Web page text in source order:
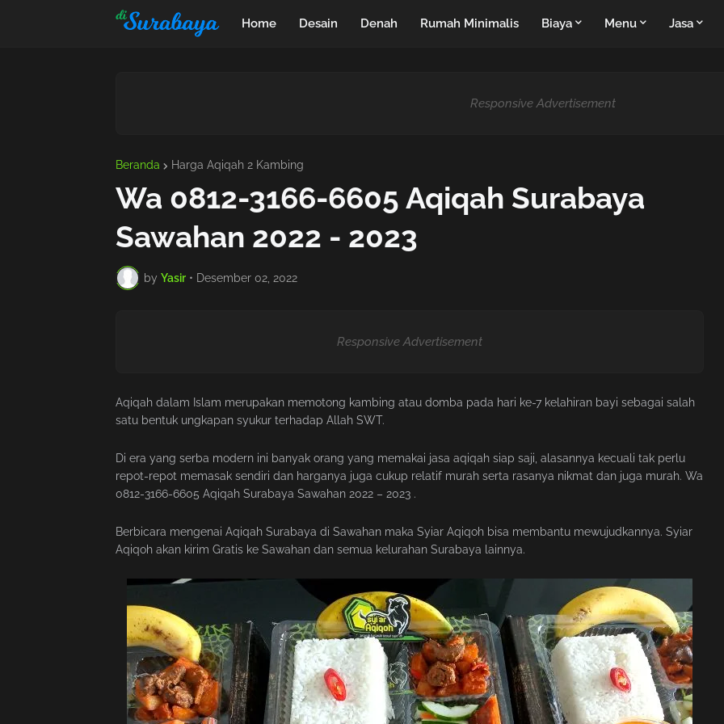
Home Desain Denah Rumah Minimalis Biaya Menu Jasa
Responsive Advertisement
Beranda Harga Aqiqah 2 Kambing
Wa 0812-3166-6605 Aqiqah Surabaya
Sawahan 2022 - 2023
by Yasir • Desember 02, 2022
Responsive Advertisement
Aqiqah dalam Islam merupakan memotong kambing atau domba pada hari ke-7 kelahiran bayi sebagai salah
satu bentuk ungkapan syukur terhadap Allah SWT.
Di era yang serba modern ini banyak orang yang memakai jasa aqiqah siap saji, alasannya kecuali tak perlu
repot-repot memasak sendiri dan harganya juga cukup relatif murah serta rasanya nikmat dan juga murah. Wa
0812-3166-6605 Aqiqah Surabaya Sawahan 2022 – 2023 .
Berbicara mengenai Aqiqah Surabaya di Sawahan maka Syiar Aqiqoh bisa membantu mewujudkannya. Syiar
Aqiqoh akan kirim Gratis ke Sawahan dan semua kelurahan Surabaya lainnya.